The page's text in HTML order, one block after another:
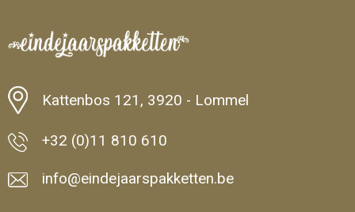
Kattenbos 121, 3920 - Lommel
+32 (0)11 810 610
info@eindejaarspakketten.be